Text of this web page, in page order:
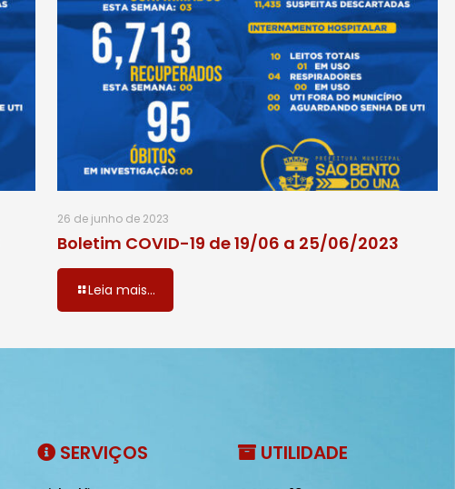
26 de junho de 2023
Boletim COVID-19 de 19/06 a 25/06/2023
Leia mais...
SERVIÇOS UTILIDADE